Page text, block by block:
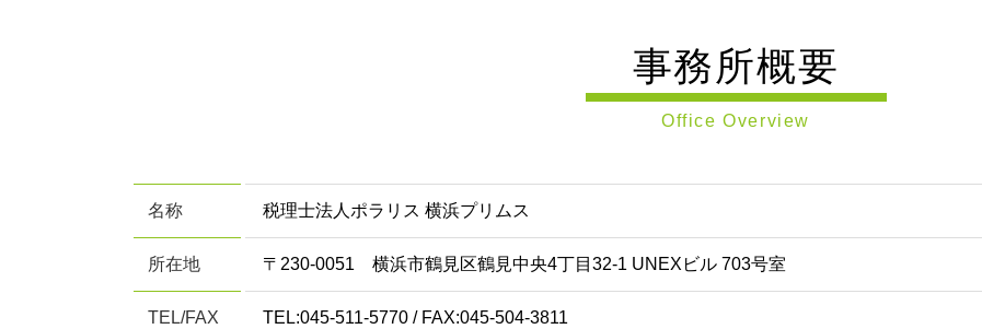
事務所概要
Office Overview
名称 税理士法人ポラリス 横浜プリムス
所在地 〒230-0051 横浜市鶴見区鶴見中央4丁目32-1 UNEXビル 703号室
TEL/FAX TEL:045-511-5770 / FAX:045-504-3811